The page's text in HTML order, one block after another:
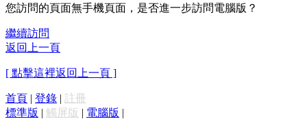
您訪問的頁面無手機頁面，是否進一步訪問電腦版？
繼續訪問
返回上一頁
[ 點擊這裡返回上一頁 ]
首頁 | 登錄 | 註冊
標準版 | 觸屏版 | 電腦版 |